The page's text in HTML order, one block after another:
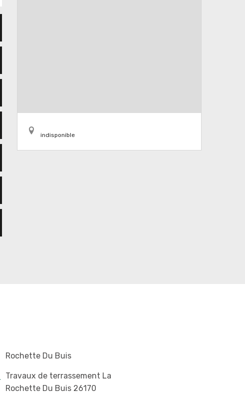
indisponible
Rochette Du Buis
Travaux de terrassement La
Rochette Du Buis 26170